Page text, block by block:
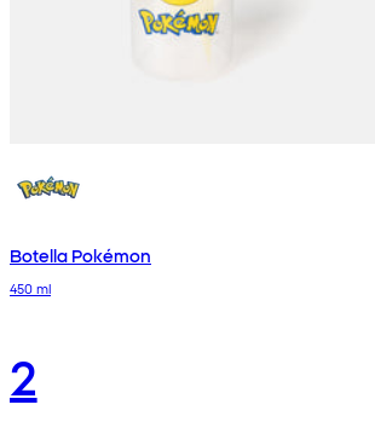
Botella Pokémon
450 ml
2